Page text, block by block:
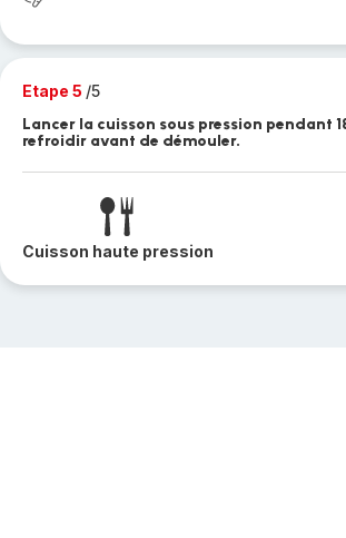
Etape 5 /5
Lancer la cuisson sous pression pendant
refroidir avant de démouler.
Cuisson haute pression